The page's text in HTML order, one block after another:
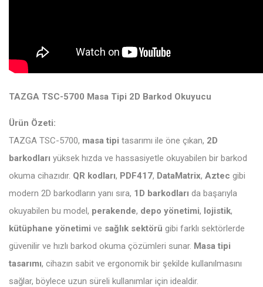
TAZGA TSC-5700 Masa Tipi 2D Barkod Okuyucu
Ürün Özeti:
TAZGA TSC-5700, masa tipi tasarımı ile öne çıkan, 2D
barkodları yüksek hızda ve hassasiyetle okuyabilen bir barkod
okuma cihazıdır. QR kodları, PDF417, DataMatrix, Aztec gibi
modern 2D barkodların yanı sıra, 1D barkodları da başarıyla
okuyabilen bu model, perakende, depo yönetimi, lojistik,
kütüphane yönetimi ve sağlık sektörü gibi farklı sektörlerde
güvenilir ve hızlı barkod okuma çözümleri sunar. Masa tipi
tasarımı, cihazın sabit ve ergonomik bir şekilde kullanılmasını
sağlar, böylece uzun süreli kullanımlar için idealdir.